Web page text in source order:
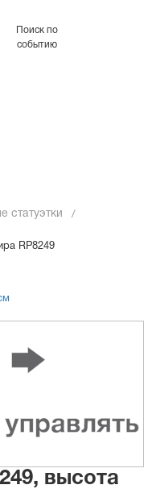
Поиск по
событию
статуэтки
RP8249
высота